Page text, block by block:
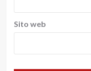
Sito web